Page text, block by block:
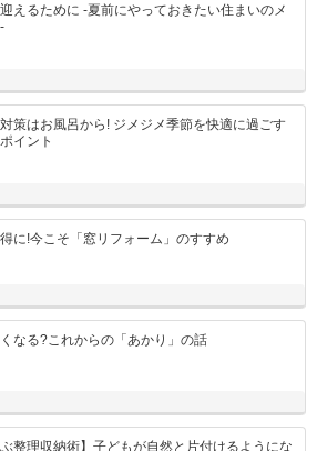
えるために -夏前にやっておきたい住まいのメ
策はお風呂から! ジメジメ季節を快適に過ごす
イント
に!今こそ「窓リフォーム」のすすめ
なる?これからの「あかり」の話
ぶ整理収納術】子どもが自然と片付けるようにな